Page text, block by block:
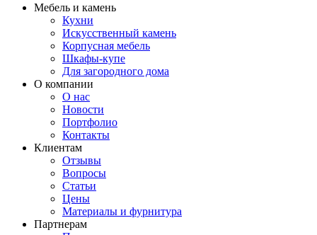
Мебель и камень
Кухни
Искусственный камень
Корпусная мебель
Шкафы-купе
Для загородного дома
О компании
О нас
Новости
Портфолио
Контакты
Клиентам
Отзывы
Вопросы
Статьи
Цены
Материалы и фурнитура
Партнерам